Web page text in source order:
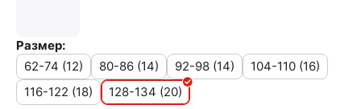
Размер:
62-74 (12)
80-86 (14) 92-98 (14)
104-110 (16)
116-122 (18)
128-134 (20)